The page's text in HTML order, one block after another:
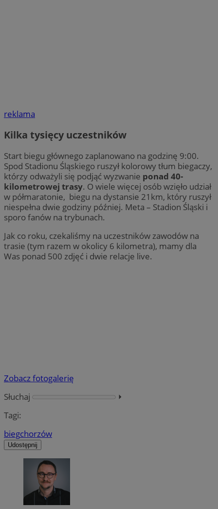
reklama
Kilka tysięcy uczestników
Start biegu głównego zaplanowano na godzinę 9:00.
Spod Stadionu Śląskiego ruszył kolorowy tłum biegaczy,
którzy odważyli się podjąć wyzwanie ponad 40-
kilometrowej trasy. O wiele więcej osób wzięło udział
w półmaratonie, biegu na dystansie 21km, który ruszył
niespełna dwie godziny później. Meta – Stadion Śląski i
sporo fanów na trybunach.
Jak co roku, czekaliśmy na uczestników zawodów na
trasie (tym razem w okolicy 6 kilometra), mamy dla
Was ponad 500 zdjęć i dwie relacje live.
Zobacz fotogalerię
Słuchaj
⏵︎
Tagi:
biegchorzów
Udostępnij